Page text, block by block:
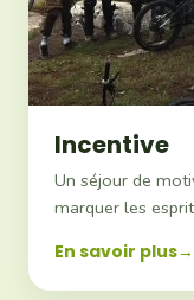
Incentive
Un séjour de
marquer les
En savoir plus